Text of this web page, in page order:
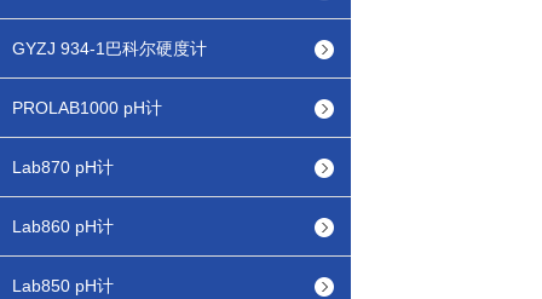
GYZJ 934-1巴科尔硬度计
PROLAB1000 pH计
Lab870 pH计
Lab860 pH计
Lab850 pH计